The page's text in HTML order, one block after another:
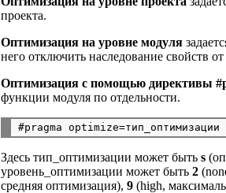
проекта.
Оптимизация на уровне модуля
него отключить наследование свойств от
Оптимизация с помощью директивы
функции модуля по отдельности.
Здесь тип_оптимизации может быть s
уровень_оптимизации может быть 2
средняя оптимизация), 9(high,